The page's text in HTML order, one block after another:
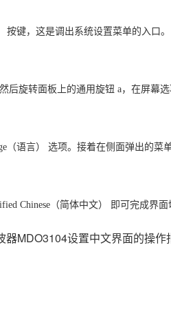
按键，这是调出系统设置菜单的入口。
后旋转面板上的通用旋钮 a，在屏幕选
（语言） 选项。接着在侧面弹出的菜
Chinese（简体中文） 即可完成界面